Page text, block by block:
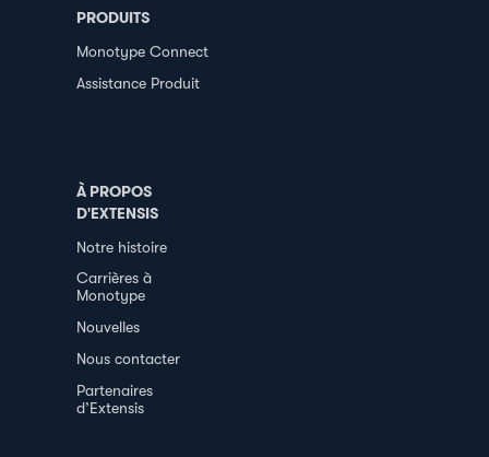
PRODUITS
Monotype Connect
Assistance Produit
À PROPOS
D'EXTENSIS
Notre histoire
Carrières à
Monotype
Nouvelles
Nous contacter
Partenaires
d’Extensis